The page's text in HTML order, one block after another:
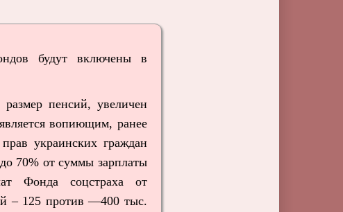
будут включены в
пенсий, увеличен
вопиющим, ранее
украинских граждан
70% от суммы зарплаты
Фонда соцстраха от
– 125 против —400 тыс.